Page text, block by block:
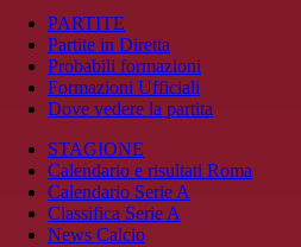
PARTITE
Partite in Diretta
Probabili formazioni
Formazioni Ufficiali
Dove vedere la partita
STAGIONE
Calendario e risultati Roma
Calendario Serie A
Classifica Serie A
News Calcio